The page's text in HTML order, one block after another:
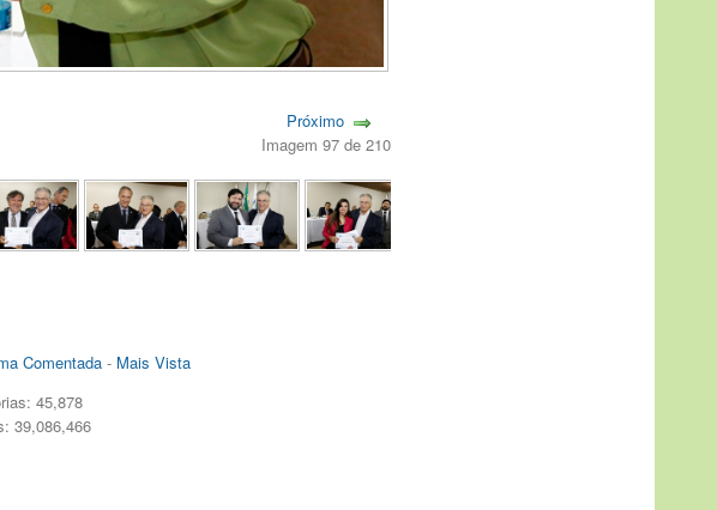
Próximo
Imagem 97 de 210
Comentada- Mais Vista
45,878
39,086,466